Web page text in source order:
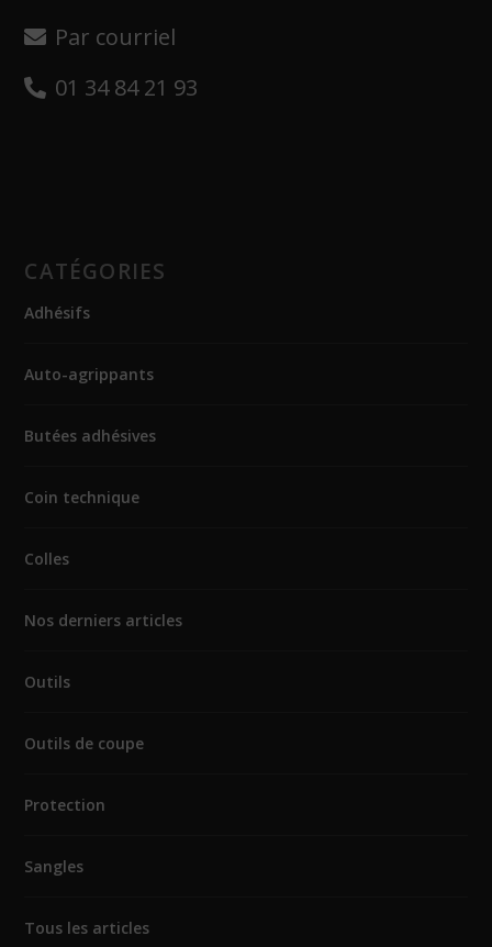
Par courriel
01 34 84 21 93
CATÉGORIES
Adhésifs
Auto-agrippants
Butées adhésives
Coin technique
Colles
Nos derniers articles
Outils
Outils de coupe
Protection
Sangles
Tous les articles